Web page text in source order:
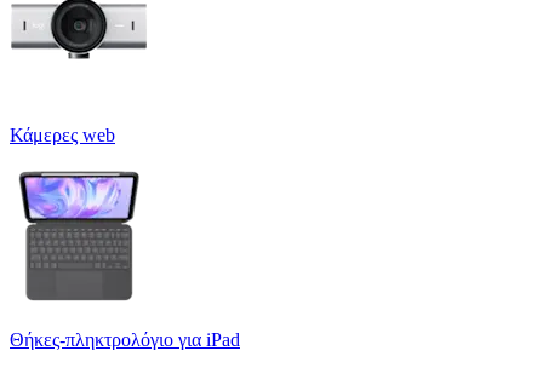
Κάμερες web
Θήκες-πληκτρολόγιο για iPad